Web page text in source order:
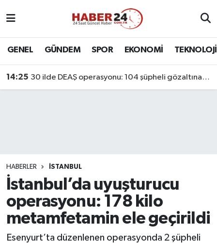
GENEL GÜNDEM SPOR EKONOMİ TEKNOLOJİ
14:25 30 ilde DEAŞ operasyonu: 104 şüpheli gözaltına alındı
HABERLER İSTANBUL
İstanbul’da uyuşturucu
operasyonu: 178 kilo
metamfetamin ele geçirildi
Esenyurt’ta düzenlenen operasyonda 2 şüpheli
Nöbetçi Eczaneler
Son Dakika Haberleri
Haber Arşivi